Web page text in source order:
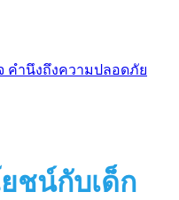
ำนึงถึงความปลอดภัย
ชน์กับเด็ก